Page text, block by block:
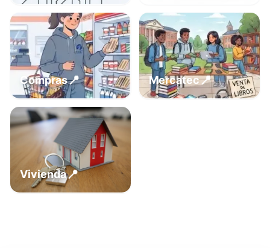
Compras📍 Mercatec📍
Vivienda📍